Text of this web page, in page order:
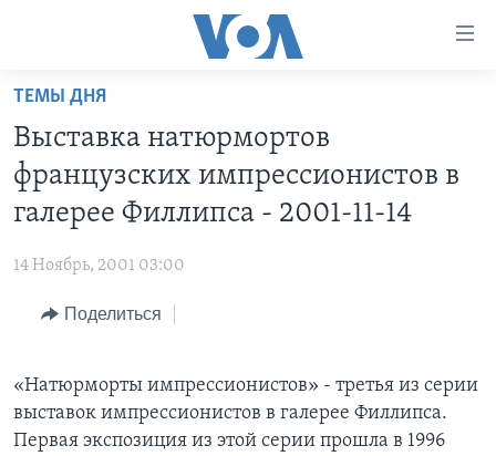
Перейти
основной
контент
Перейти
основной
навигации
Перейти
ПРОГРАММЫ
ИТОГИ
ПОЧЕМУ ЭТО ВАЖНО?
ДЕТАЛИ
НЬЮ-ЙОРК NEW YORK
ПРОЕКТЫ
НАША АМЕРИКАНСКАЯ ИСТОРИЯ
А КАК В АМЕРИКЕ?
АМЕРИКАНСКИЕ ГОРОДКИ
ТЕСТЫ
ИНТЕРВЬЮ
ФАКТЫ ПРОТИВ ФЕЙКОВ
УЧИМ АНГЛИЙСКИЙ
ВИДЕО
ТЕМЫ ДНЯ
Выставка натюрмортов
французских импрессионистов в
галерее Филлипса - 2001-11-14
14 Ноябрь, 2001 03:00
Поделиться
«Натюрморты импрессионистов» - третья из серии
выставок импрессионистов в галерее Филлипса.
Первая экспозиция из этой серии прошла в 1996